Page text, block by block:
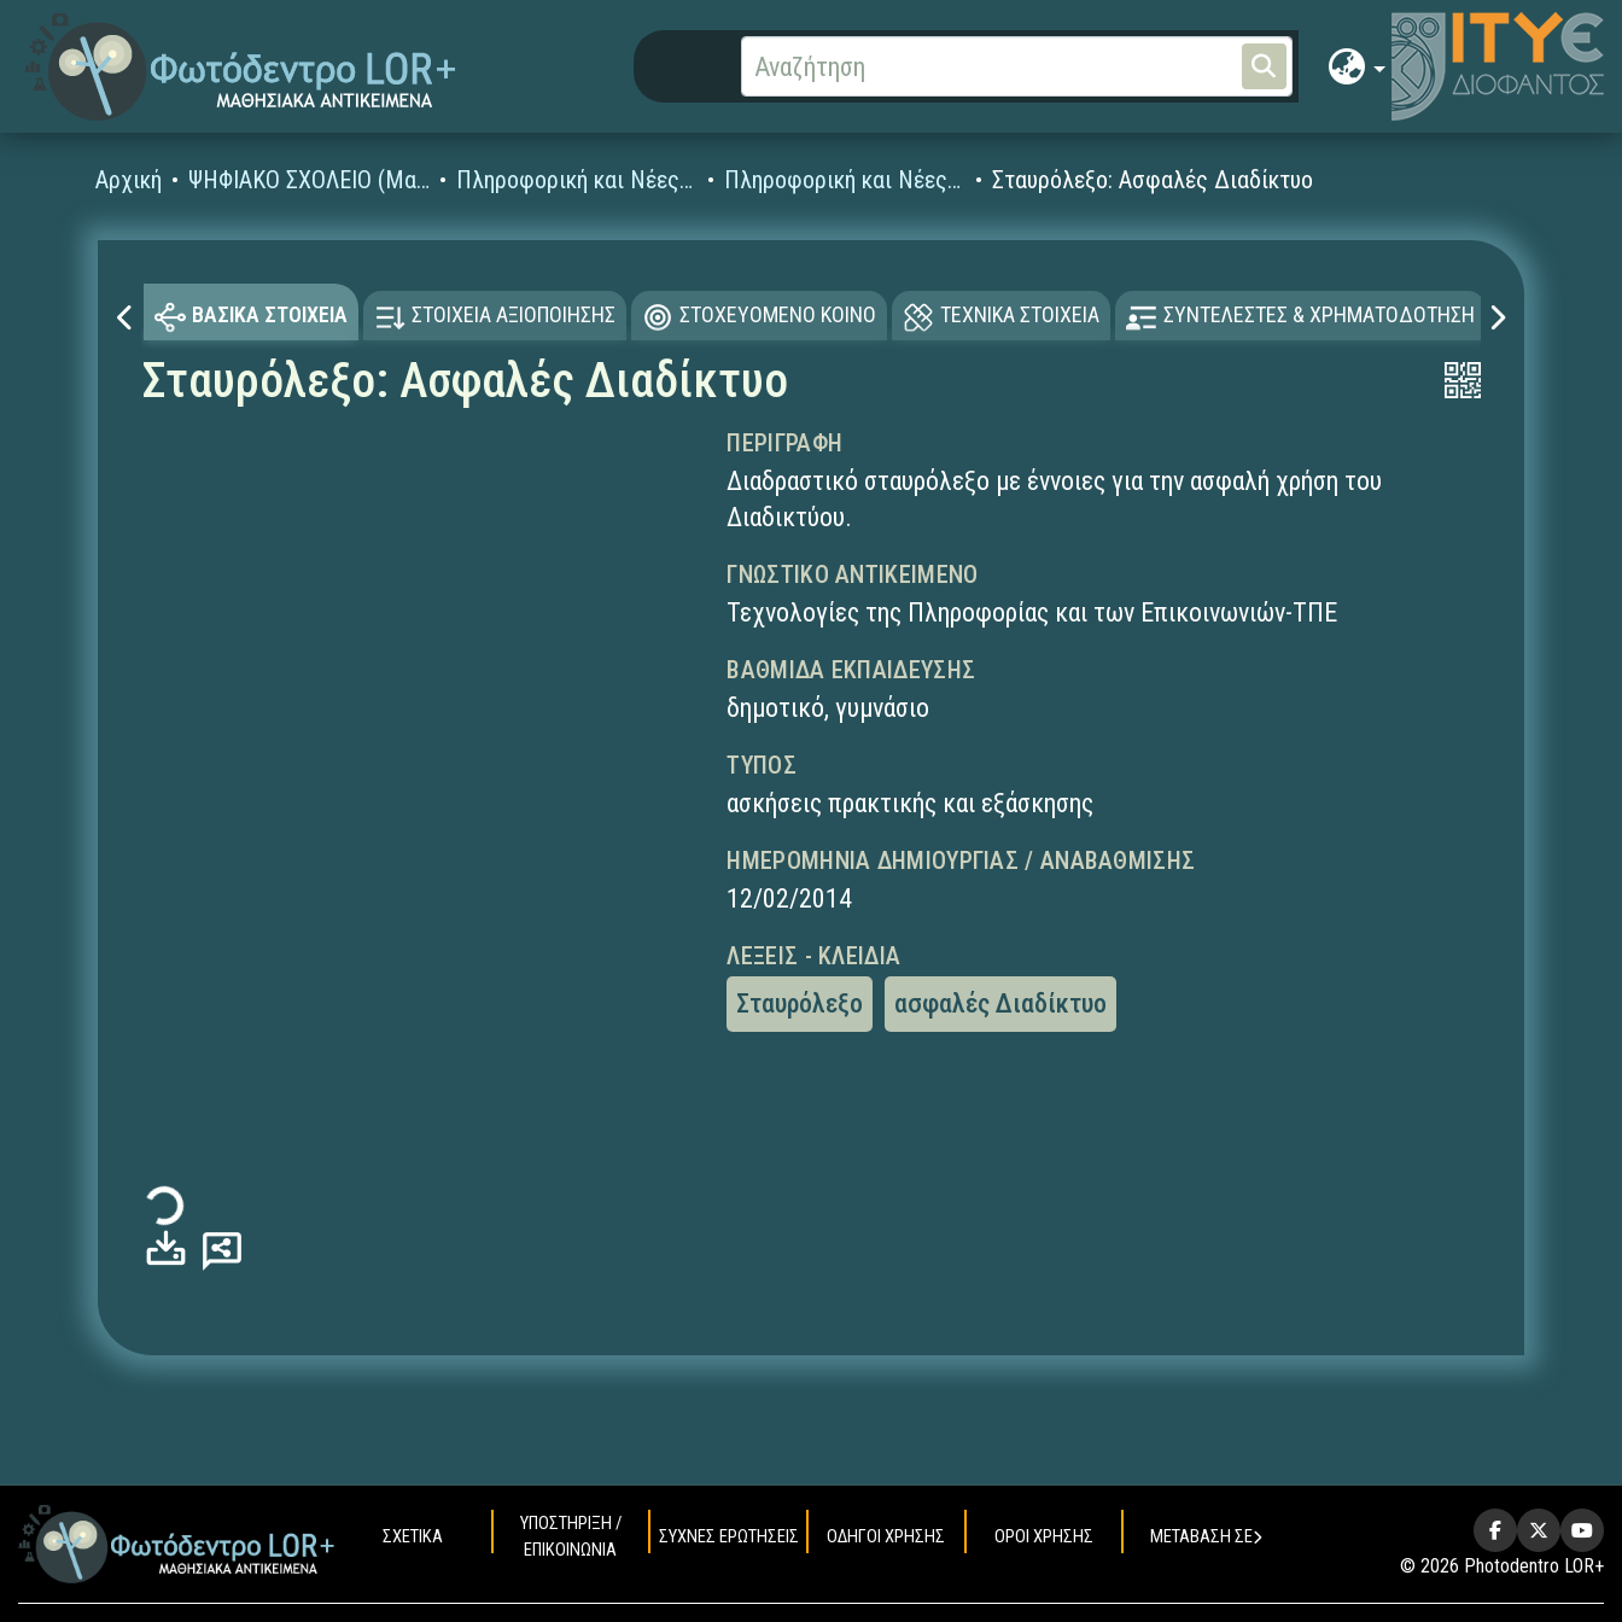
Αρχική ΨΗΦΙΑΚΟ ΣΧΟΛΕΙΟ (Μαθησιακά Αντικείμενα) Πληροφορική και Νέες Τεχνολογίες Πληροφορική και Νέες Τεχνολογίες Δημοτικού Σταυρόλεξο: Ασφαλές Διαδίκτυο
ΒΑΣΙΚΑ ΣΤΟΙΧΕΙΑ ΣΤΟΙΧΕΙΑ ΑΞΙΟΠΟΙΗΣΗΣ ΣΤΟΧΕΥΟΜΕΝΟ ΚΟΙΝΟ ΤΕΧΝΙΚΑ ΣΤΟΙΧΕΙΑ ΣΥΝΤΕΛΕΣΤΕΣ & ΧΡΗΜΑΤΟΔΟΤΗΣΗ
Σταυρόλεξο: Ασφαλές Διαδίκτυο
Φόρτωση...
ΠΕΡΙΓΡΑΦΉ
Διαδραστικό σταυρόλεξο με έννοιες για την ασφαλή χρήση του
Διαδικτύου.
ΓΝΩΣΤΙΚΌ ΑΝΤΙΚΕΊΜΕΝΟ
Τεχνολογίες της Πληροφορίας και των Επικοινωνιών-ΤΠΕ
ΒΑΘΜΊΔΑ ΕΚΠΑΊΔΕΥΣΗΣ
δημοτικό,γυμνάσιο
ΤΎΠΟΣ
ασκήσεις πρακτικής και εξάσκησης
ΗΜΕΡΟΜΗΝΊΑ ΔΗΜΙΟΥΡΓΊΑΣ / ΑΝΑΒΆΘΜΙΣΗΣ
12/02/2014
ΛΈΞΕΙΣ - ΚΛΕΙΔΙΆ
Σταυρόλεξο ασφαλές Διαδίκτυο
ΣΧΕΤΙΚΑ
ΥΠΟΣΤΗΡΙΞΗ /
ΕΠΙΚΟΙΝΩΝΙΑ
ΣΥΧΝΕΣ ΕΡΩΤΗΣΕΙΣ ΟΔΗΓΟΙ ΧΡΗΣΗΣ ΟΡΟΙ ΧΡΗΣΗΣ ΜΕΤΑΒΑΣΗ ΣΕ
© 2026 Photodentro LOR+